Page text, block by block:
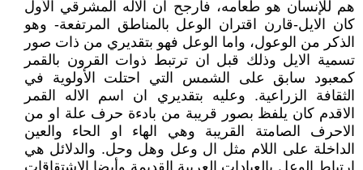
هم للإنسان هو طعامه، فأرجح ان الاله المشرقي الأول
كان الايل-قارن اقتران الوعل بالمناطق المرتفعة- وهو
الذكر من الوعول، واما الوعل فهو بتقديري من ذات صور
تسمية الايل وذلك قبل ان ترتبط ذوات القرون بالقمر
كمعبود سابق على الشمس التي احتلت الأولوية في
الثقافة الزراعية. وعليه بتقديري ان اسم الاله القمر
الاقدم كان يلفظ بصور قريبة من بادءة حرف علة او من
الاحرف الصامتة القريبة وهي الهاء او الحاء والعين
الداخلة على اللام مثل ال وعل وهل وحل. والدلائل هي